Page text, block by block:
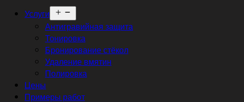
Услуги
меню
Антигравийная защита
Тонировка
Бронирование стёкол
Удаление вмятин
Полировка
Цены
Примеры работ